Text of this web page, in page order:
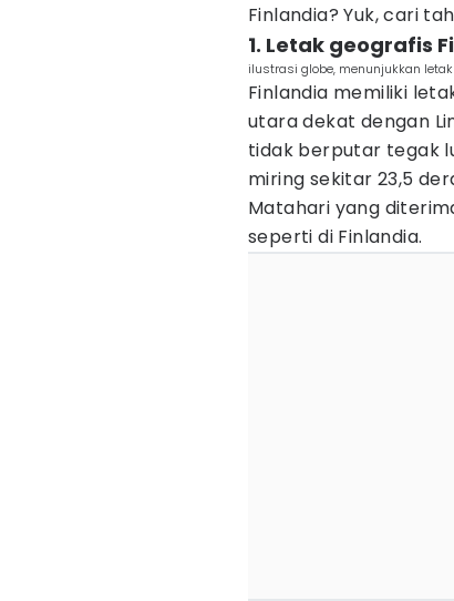
Finlandia? Yuk, cari
1. Letak geografis
ilustrasi globe, menunjukkan
Finlandia memiliki
utara dekat dengan
tidak berputar tegak
miring sekitar 23,5
Matahari yang
seperti di Finlandia.